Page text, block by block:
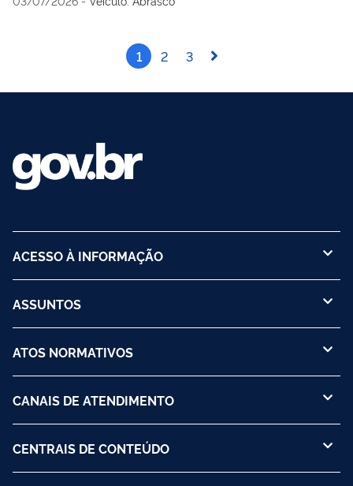
1 2 3
ACESSO À INFORMAÇÃO
ASSUNTOS
ATOS NORMATIVOS
CANAIS DE ATENDIMENTO
CENTRAIS DE CONTEÚDO